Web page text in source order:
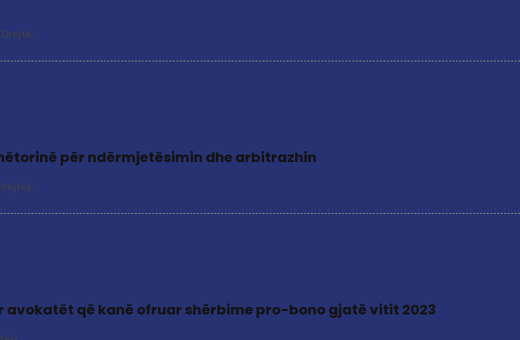
për ndërmjetësimin dhe arbitrazhin
avokatët që kanë ofruar shërbime pro-bono gjatë vitit 2023